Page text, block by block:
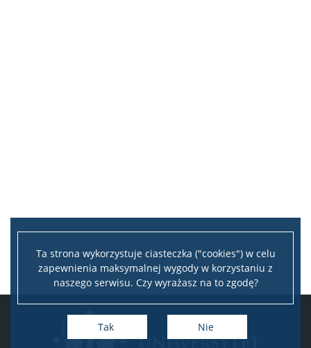
Ta strona wykorzystuje ciasteczka ("cookies") w celu
zapewnienia maksymalnej wygody w korzystaniu z
naszego serwisu. Czy wyrażasz na to zgodę?
Tak Nie